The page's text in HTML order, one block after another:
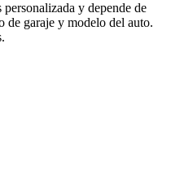
y depende de
de garaje y modelo del auto.